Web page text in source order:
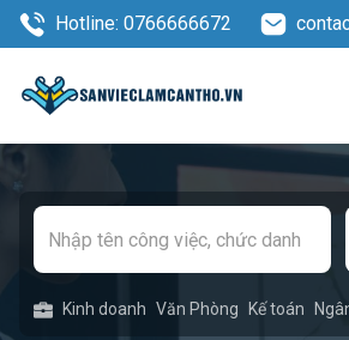
Hotline: 0766666672
Kinh doanh Văn Phòng Kế toán